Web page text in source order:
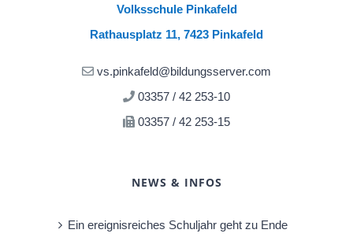
Volksschule Pinkafeld
Rathausplatz 11, 7423 Pinkafeld
vs.pinkafeld@bildungsserver.com
03357 / 42 253-10
03357 / 42 253-15
NEWS & INFOS
Ein ereignisreiches Schuljahr geht zu Ende